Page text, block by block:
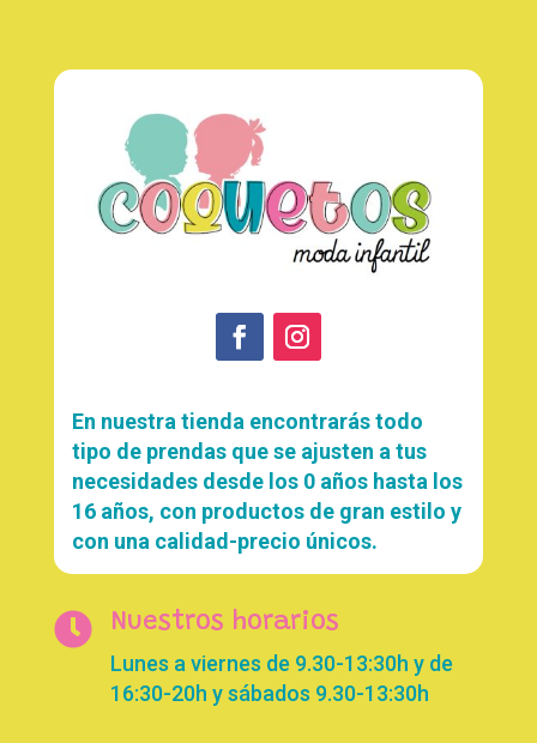
En nuestra tienda encontrarás todo
tipo de prendas que se ajusten a tus
necesidades desde los 0 años hasta los
16 años, con productos de gran estilo y
con una calidad-precio únicos.
 Nuestros horarios
Lunes a viernes de 9.30-13:30h y de
16:30-20h y sábados 9.30-13:30h